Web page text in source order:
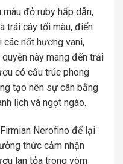
đỏ ruby hấp dẫn,
trái cây tối màu, điển
các nốt hương vani,
này mang đến trải
có cấu trúc phong
tạo nên sự cân bằng
lịch và ngọt ngào.
Nerofino để lại
thức cảm nhận
lan tỏa trong vòm